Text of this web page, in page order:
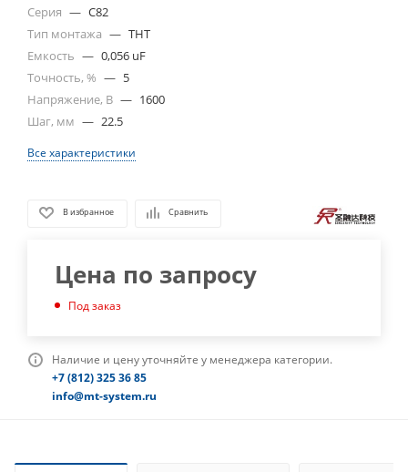
Серия — C82
Тип монтажа — THT
Емкость — 0,056 uF
Точность, % — 5
Напряжение, В — 1600
Шаг, мм — 22.5
Все характеристики
В избранное Сравнить
Цена по запросу
Под заказ
Наличие и цену уточняйте у менеджера категории.
+7 (812) 325 36 85
info@mt-system.ru